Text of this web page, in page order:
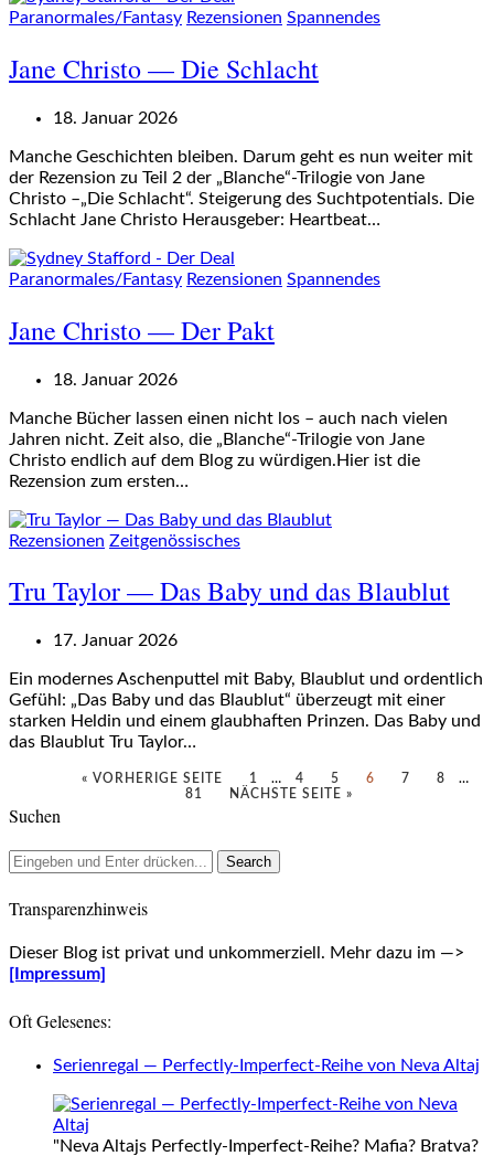
Paranormales/Fantasy Rezensionen Spannendes
Jane Christo — Die Schlacht
18. Januar 2026
Manche Geschichten bleiben. Darum geht es nun weiter mit
der Rezension zu Teil 2 der „Blanche“-Trilogie von Jane
Christo –„Die Schlacht“. Steigerung des Suchtpotentials. Die
Schlacht Jane Christo Herausgeber: Heartbeat…
Paranormales/Fantasy Rezensionen Spannendes
Jane Christo — Der Pakt
18. Januar 2026
Manche Bücher lassen einen nicht los – auch nach vielen
Jahren nicht. Zeit also, die „Blanche“-Trilogie von Jane
Christo endlich auf dem Blog zu würdigen.Hier ist die
Rezension zum ersten…
Rezensionen Zeitgenössisches
Tru Taylor — Das Baby und das Blaublut
17. Januar 2026
Ein modernes Aschenputtel mit Baby, Blaublut und ordentlich
Gefühl: „Das Baby und das Blaublut“ überzeugt mit einer
starken Heldin und einem glaubhaften Prinzen. Das Baby und
das Blaublut Tru Taylor…
« VORHERIGE SEITE 1 … 4 5 6 7 8
…
81
NÄCHSTE SEITE »
Suchen
Transparenzhinweis
Dieser Blog ist privat und unkommerziell. Mehr dazu im —>
[Impressum]
Oft Gelesenes:
Serienregal — Perfectly-Imperfect-Reihe von Neva Altaj
"Neva Altajs Perfectly-Imperfect-Reihe? Mafia? Bratva?